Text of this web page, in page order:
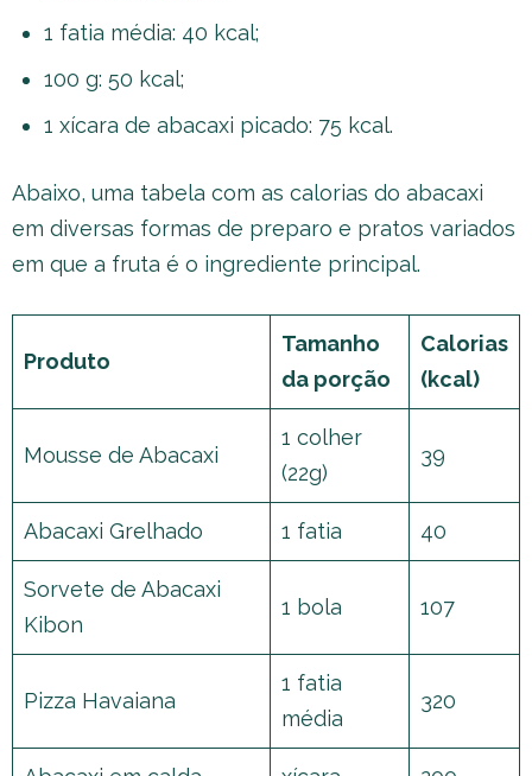
1 fatia média: 40 kcal;
100 g: 50 kcal;
1 xícara de abacaxi picado: 75 kcal.
Abaixo, uma tabela com as calorias do abacaxi
em diversas formas de preparo e pratos variados
em que a fruta é o ingrediente principal.
Produto
Tamanho
da porção
Calorias
(kcal)
Mousse de Abacaxi
1 colher
(22g)
39
Abacaxi Grelhado 1 fatia 40
Sorvete de Abacaxi
Kibon
1 bola 107
Pizza Havaiana
1 fatia
média
320